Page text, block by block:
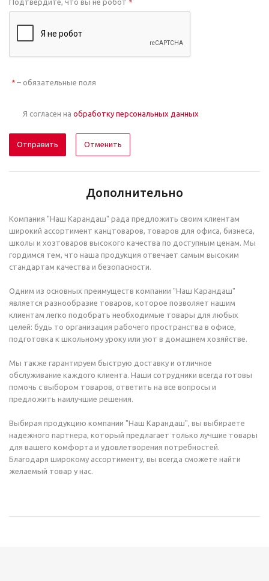
Подтвердите, что вы не робот *
* – обязательные поля
Я согласен на обработку персональных данных
Отменить
Дополнительно
Компания "Наш Карандаш" рада предложить своим клиентам
широкий ассортимент канцтоваров, товаров для офиса, бизнеса,
школы и хозтоваров высокого качества по доступным ценам. Мы
гордимся тем, что наша продукция отвечает самым высоким
стандартам качества и безопасности.
Одним из основных преимуществ компании "Наш Карандаш"
является разнообразие товаров, которое позволяет нашим
клиентам легко подобрать необходимые товары для любых
целей: будь то организация рабочего пространства в офисе,
подготовка к школьному уроку или уют в домашнем хозяйстве.
Мы также гарантируем быструю доставку и отличное
обслуживание каждого клиента. Наши сотрудники всегда готовы
помочь с выбором товаров, ответить на все вопросы и
предложить наилучшие решения.
Выбирая продукцию компании "Наш Карандаш", вы выбираете
надежного партнера, который предлагает только лучшие товары
для вашего комфорта и удовлетворения потребностей.
Благодаря широкому ассортименту, вы всегда сможете найти
желаемый товар у нас.